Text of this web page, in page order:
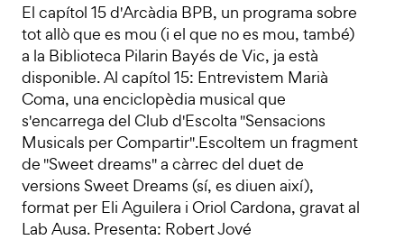
El capítol 15 d'Arcàdia BPB, un programa sobre
tot allò que es mou (i el que no es mou, també)
a la Biblioteca Pilarin Bayés de Vic, ja està
disponible. Al capítol 15: Entrevistem Marià
Coma, una enciclopèdia musical que
s'encarrega del Club d'Escolta "Sensacions
Musicals per Compartir".Escoltem un fragment
de "Sweet dreams" a càrrec del duet de
versions Sweet Dreams (sí, es diuen així),
format per Eli Aguilera i Oriol Cardona, gravat al
Lab Ausa. Presenta: Robert Jové